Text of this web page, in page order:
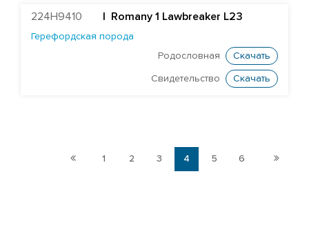
224H9410 Romany 1 Lawbreaker L23
Герефордская порода
Родословная
Скачать
Свидетельство Скачать
1 2 3 4 5 6